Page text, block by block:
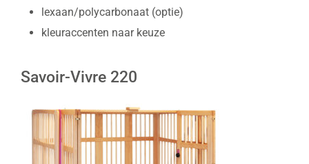
lexaan/polycarbonaat (optie)
kleuraccenten naar keuze
Savoir-Vivre 220